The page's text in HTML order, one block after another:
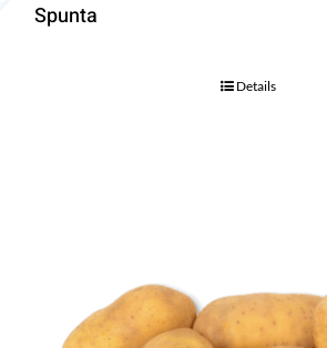
Spunta
Details